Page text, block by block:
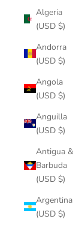
Algeria
(USD $)
Andorra
(USD $)
Angola
(USD $)
Anguilla
(USD $)
Antigua &
Barbuda
(USD $)
Argentina
(USD $)